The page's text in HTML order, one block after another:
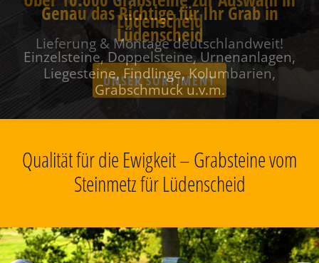
Genau das Richtige für Ihr Grab in
Lüdenscheid
Einzelsteine, Doppelsteine, Urnenanlagen,
Liegesteine, Findlinge, Kolumbarien,
Grabschmuck u.v.m.
Qualität für die Ewigkeit – Grabsteine vom
Steinmetz für Lüdenscheid